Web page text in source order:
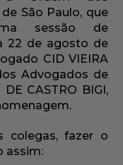
São Paulo, que
sessão de
22 de agosto de
CID VIEIRA
Advogados de
CASTRO BIGI,
colegas, fazer o
assim: